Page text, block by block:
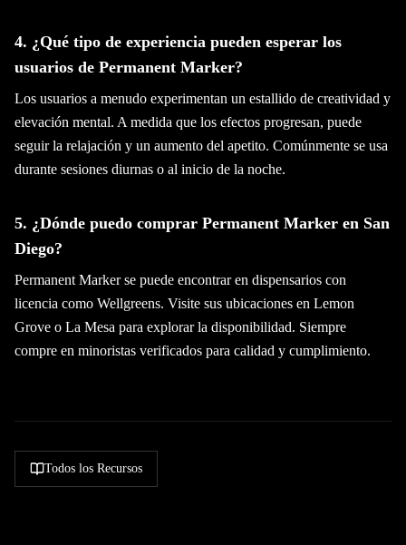
4. ¿Qué tipo de experiencia pueden esperar los
usuarios de Permanent Marker?
Los usuarios a menudo experimentan un estallido de creatividad y
elevación mental. A medida que los efectos progresan, puede
seguir la relajación y un aumento del apetito. Comúnmente se usa
durante sesiones diurnas o al inicio de la noche.
5. ¿Dónde puedo comprar Permanent Marker en San
Diego?
Permanent Marker se puede encontrar en dispensarios con
licencia como Wellgreens. Visite sus ubicaciones en Lemon
Grove o La Mesa para explorar la disponibilidad. Siempre
compre en minoristas verificados para calidad y cumplimiento.
Todos los Recursos